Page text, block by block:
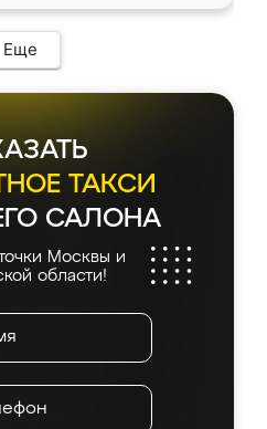
Еще
ТАКСИ
САЛОНА
Москвы и
области!